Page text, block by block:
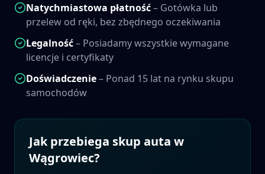
Natychmiastowa płatność– Gotówka lub
przelew od ręki, bez zbędnego oczekiwania
Legalność– Posiadamy wszystkie wymagane
licencje i certyfikaty
Doświadczenie– Ponad 15 lat na rynku skupu
samochodów
Jak przebiega skup auta w
Wągrowiec?